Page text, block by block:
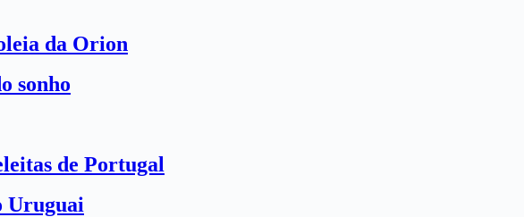
da Orion
sonho
de Portugal
Uruguai